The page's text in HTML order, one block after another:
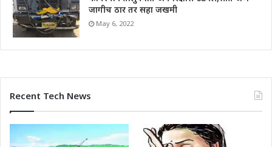
जागीच ठार तर सहा जखमी
May 6, 2022
Recent Tech News